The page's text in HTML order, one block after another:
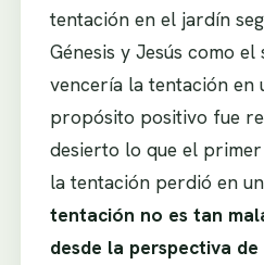
tentación en el jardín
Génesis y Jesús como el
vencería la tentación en
propósito positivo fue
desierto lo que el
la tentación perdió en
tentación no es tan
desde la perspectiva de